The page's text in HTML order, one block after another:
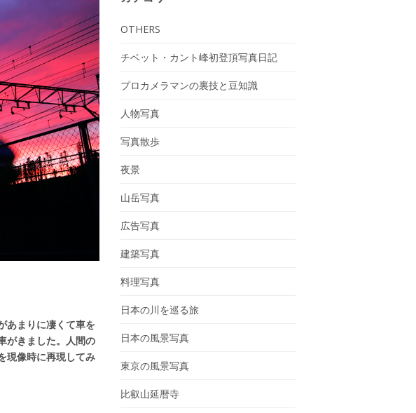
あまりに凄くて車を
がきました。人間の
現像時に再現してみ
OTHERS
チベット・カント峰初登頂写真日記
プロカメラマンの裏技と豆知識
人物写真
写真散歩
夜景
山岳写真
広告写真
建築写真
料理写真
日本の川を巡る旅
日本の風景写真
東京の風景写真
比叡山延暦寺